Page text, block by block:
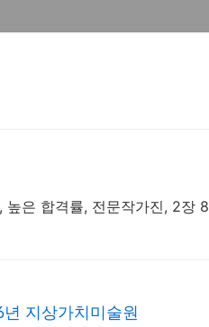
높은 합격률, 전문작가진, 2장 8
지상가치미술원